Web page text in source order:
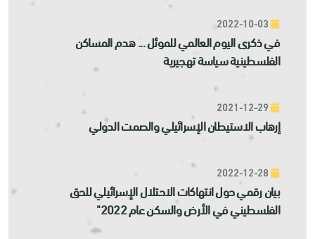
في ذكرى اليوم العالمي للموئل ... هدم المساكن
الفلسطينية سياسة تهجيرية
إرهاب الاستيطان الإسرائيلي والصمت الدولي
بيان رقمي حول انتهاكات الاحتلال الإسرائيلي للحق
الفلسطيني في الأرض والسكن عام 2022"